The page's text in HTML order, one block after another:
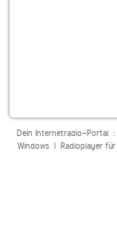
Dein Internetradio-Portal :
Windows| Radioplayer